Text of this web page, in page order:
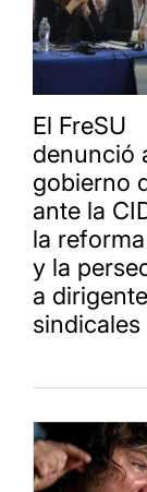
El FreSU
denunció
gobierno
ante la
la
y la
a
sindicales